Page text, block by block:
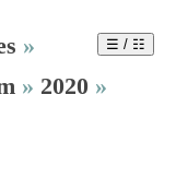
»
» 2020 »
☰ / ☷